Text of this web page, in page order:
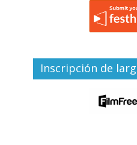
Inscripción de